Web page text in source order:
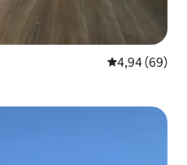
Gemiddelde
4,94 (69)